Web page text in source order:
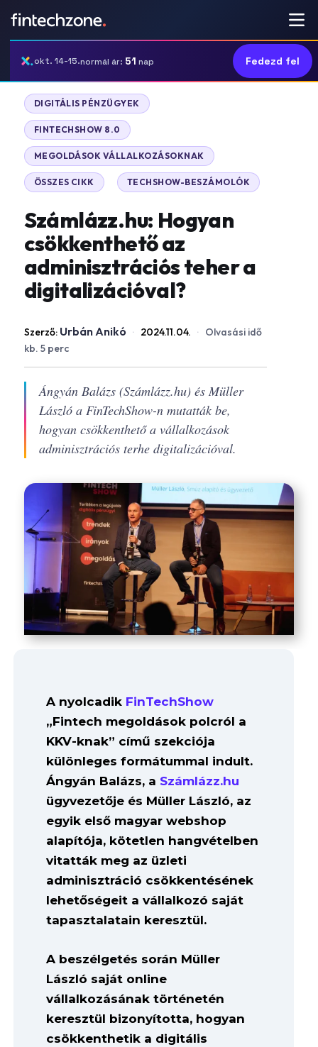
okt. 14-15.normál ár: 51 nap Fedezd fel
DIGITÁLIS PÉNZÜGYEK
FINTECHSHOW 8.0
MEGOLDÁSOK VÁLLALKOZÁSOKNAK
ÖSSZES CIKK TECHSHOW-BESZÁMOLÓK
Számlázz.hu: Hogyan
csökkenthető az
adminisztrációs teher a
digitalizációval?
Szerző: Urbán Anikó · 2024.11.04. · Olvasási idő
kb. 5 perc
Ángyán Balázs (Számlázz.hu) és Müller
László a FinTechShow-n mutatták be,
hogyan csökkenthető a vállalkozások
adminisztrációs terhe digitalizációval.
A nyolcadik FinTechShow
„Fintech megoldások polcról a
KKV-knak” című szekciója
különleges formátummal indult.
Ángyán Balázs, a Számlázz.hu
ügyvezetője és Müller László, az
egyik első magyar webshop
alapítója, kötetlen hangvételben
vitatták meg az üzleti
adminisztráció csökkentésének
lehetőségeit a vállalkozó saját
tapasztalatain keresztül.
A beszélgetés során Müller
László saját online
vállalkozásának történetén
keresztül bizonyította, hogyan
csökkenthetik a digitális